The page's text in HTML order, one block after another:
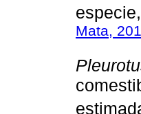
Mata,